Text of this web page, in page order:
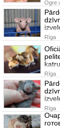
Ogre
Rīga
Rīga
Rīga